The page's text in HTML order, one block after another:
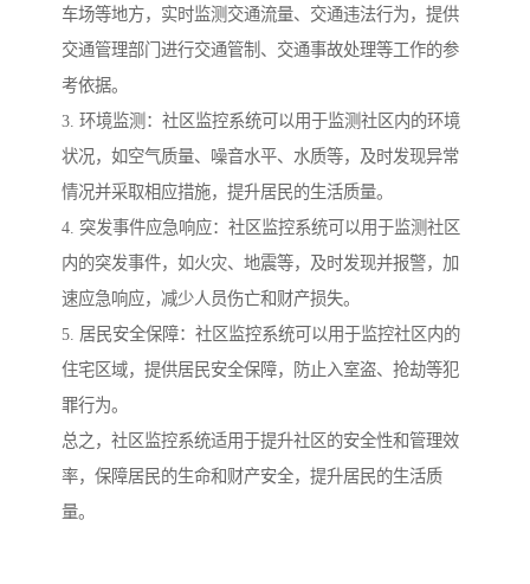
车场等地方，实时监测交通流量、交通违法行为，提供
交通管理部门进行交通管制、交通事故处理等工作的参
考依据。
3. 环境监测：社区监控系统可以用于监测社区内的环境
状况，如空气质量、噪音水平、水质等，及时发现异常
情况并采取相应措施，提升居民的生活质量。
4. 突发事件应急响应：社区监控系统可以用于监测社区
内的突发事件，如火灾、地震等，及时发现并报警，加
速应急响应，减少人员伤亡和财产损失。
5. 居民安全保障：社区监控系统可以用于监控社区内的
住宅区域，提供居民安全保障，防止入室盗、抢劫等犯
罪行为。
总之，社区监控系统适用于提升社区的安全性和管理效
率，保障居民的生命和财产安全，提升居民的生活质
量。